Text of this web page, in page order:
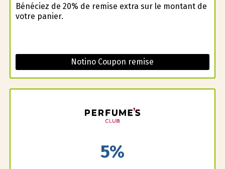
Bénéficiez de 20% de remise extra sur le montant de
votre panier.
Notino Coupon remise
5%